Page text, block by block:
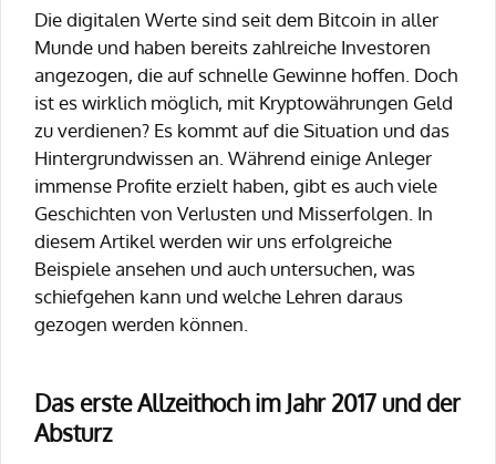
Die digitalen Werte sind seit dem Bitcoin in aller
Munde und haben bereits zahlreiche Investoren
angezogen, die auf schnelle Gewinne hoffen. Doch
ist es wirklich möglich, mit Kryptowährungen Geld
zu verdienen? Es kommt auf die Situation und das
Hintergrundwissen an. Während einige Anleger
immense Profite erzielt haben, gibt es auch viele
Geschichten von Verlusten und Misserfolgen. In
diesem Artikel werden wir uns erfolgreiche
Beispiele ansehen und auch untersuchen, was
schiefgehen kann und welche Lehren daraus
gezogen werden können.
Das erste Allzeithoch im Jahr 2017 und der
Absturz